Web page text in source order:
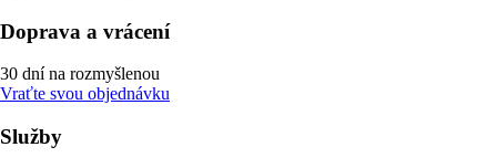
Doprava a vrácení
30 dní na rozmyšlenou
Vraťte svou objednávku
Služby